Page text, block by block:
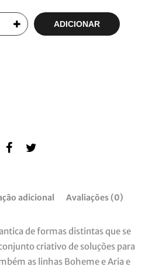
ADICIONAR
adicional Avaliações (0)
de formas distintas que se
criativo de soluções para
as linhas Boheme e Aria e